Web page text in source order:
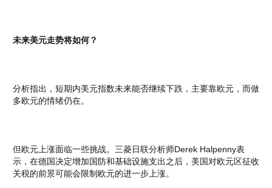
未来美元走势将如何？
分析指出，短期内美元指数未来能否继续下跌，主要靠欧元，而做
多欧元的情绪仍在。
但欧元上涨面临一些挑战。三菱日联分析师Derek Halpenny表
示，在德国决定增加国防和基础设施支出之后，美国对欧元区征收
关税的前景可能会限制欧元的进一步上涨。